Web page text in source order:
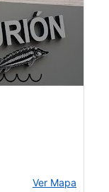
Ver Mapa